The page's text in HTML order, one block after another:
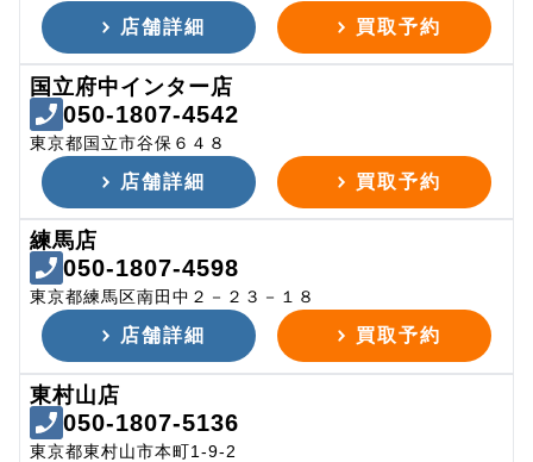
店舗詳細 買取予約
国立府中インター店
050-1807-4542
東京都国立市谷保６４８
店舗詳細 買取予約
練馬店
050-1807-4598
東京都練馬区南田中２－２３－１８
店舗詳細 買取予約
東村山店
050-1807-5136
東京都東村山市本町1-9-2